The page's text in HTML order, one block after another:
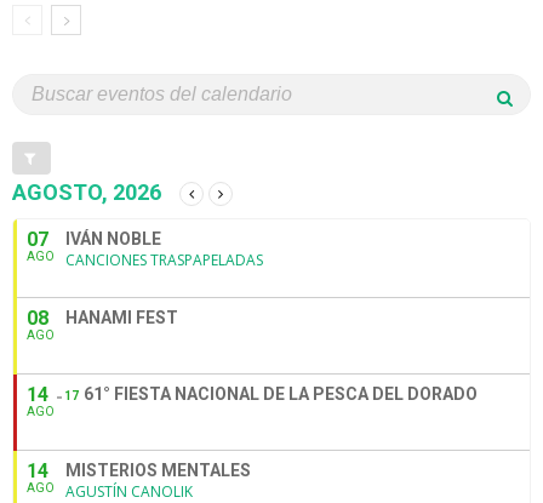
AGOSTO, 2026
07
AGO
IVÁN NOBLE
CANCIONES TRASPAPELADAS
08
AGO
HANAMI FEST
14
AGO
17 61° FIESTA NACIONAL DE LA PESCA DEL DORADO
14
AGO
MISTERIOS MENTALES
AGUSTÍN CANOLIK